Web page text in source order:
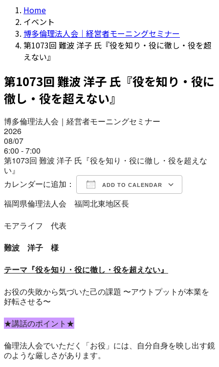
Home
イベント
博多倫理法人会｜経営者モーニングセミナー
第1073回 難波 洋子 氏『役を知り・役に徹し・役を超
えない』
第1073回 難波 洋子 氏『役を知り・役に
徹し・役を超えない』
博多倫理法人会｜経営者モーニングセミナー
2026
08/07
6:00 - 7:00
第1073回 難波 洋子 氏『役を知り・役に徹し・役を超えな
い』
カレンダーに追加：
ADD TO CALENDAR
Download ICSGoogle Calendar
iCalendarOffice 365Outlook Live
福岡県倫理法人会 福岡北東地区長
モアライフ 代表
難波 洋子 様
テーマ『役を知り・役に徹し・役を超えない』
お役の失敗から気づいた己の課題 〜アウトプットが本業を
好転させる〜
★講話のポイント★
倫理法人会でいただく「お役」には、自分自身を映し出す鏡
のような厳しさがあります。